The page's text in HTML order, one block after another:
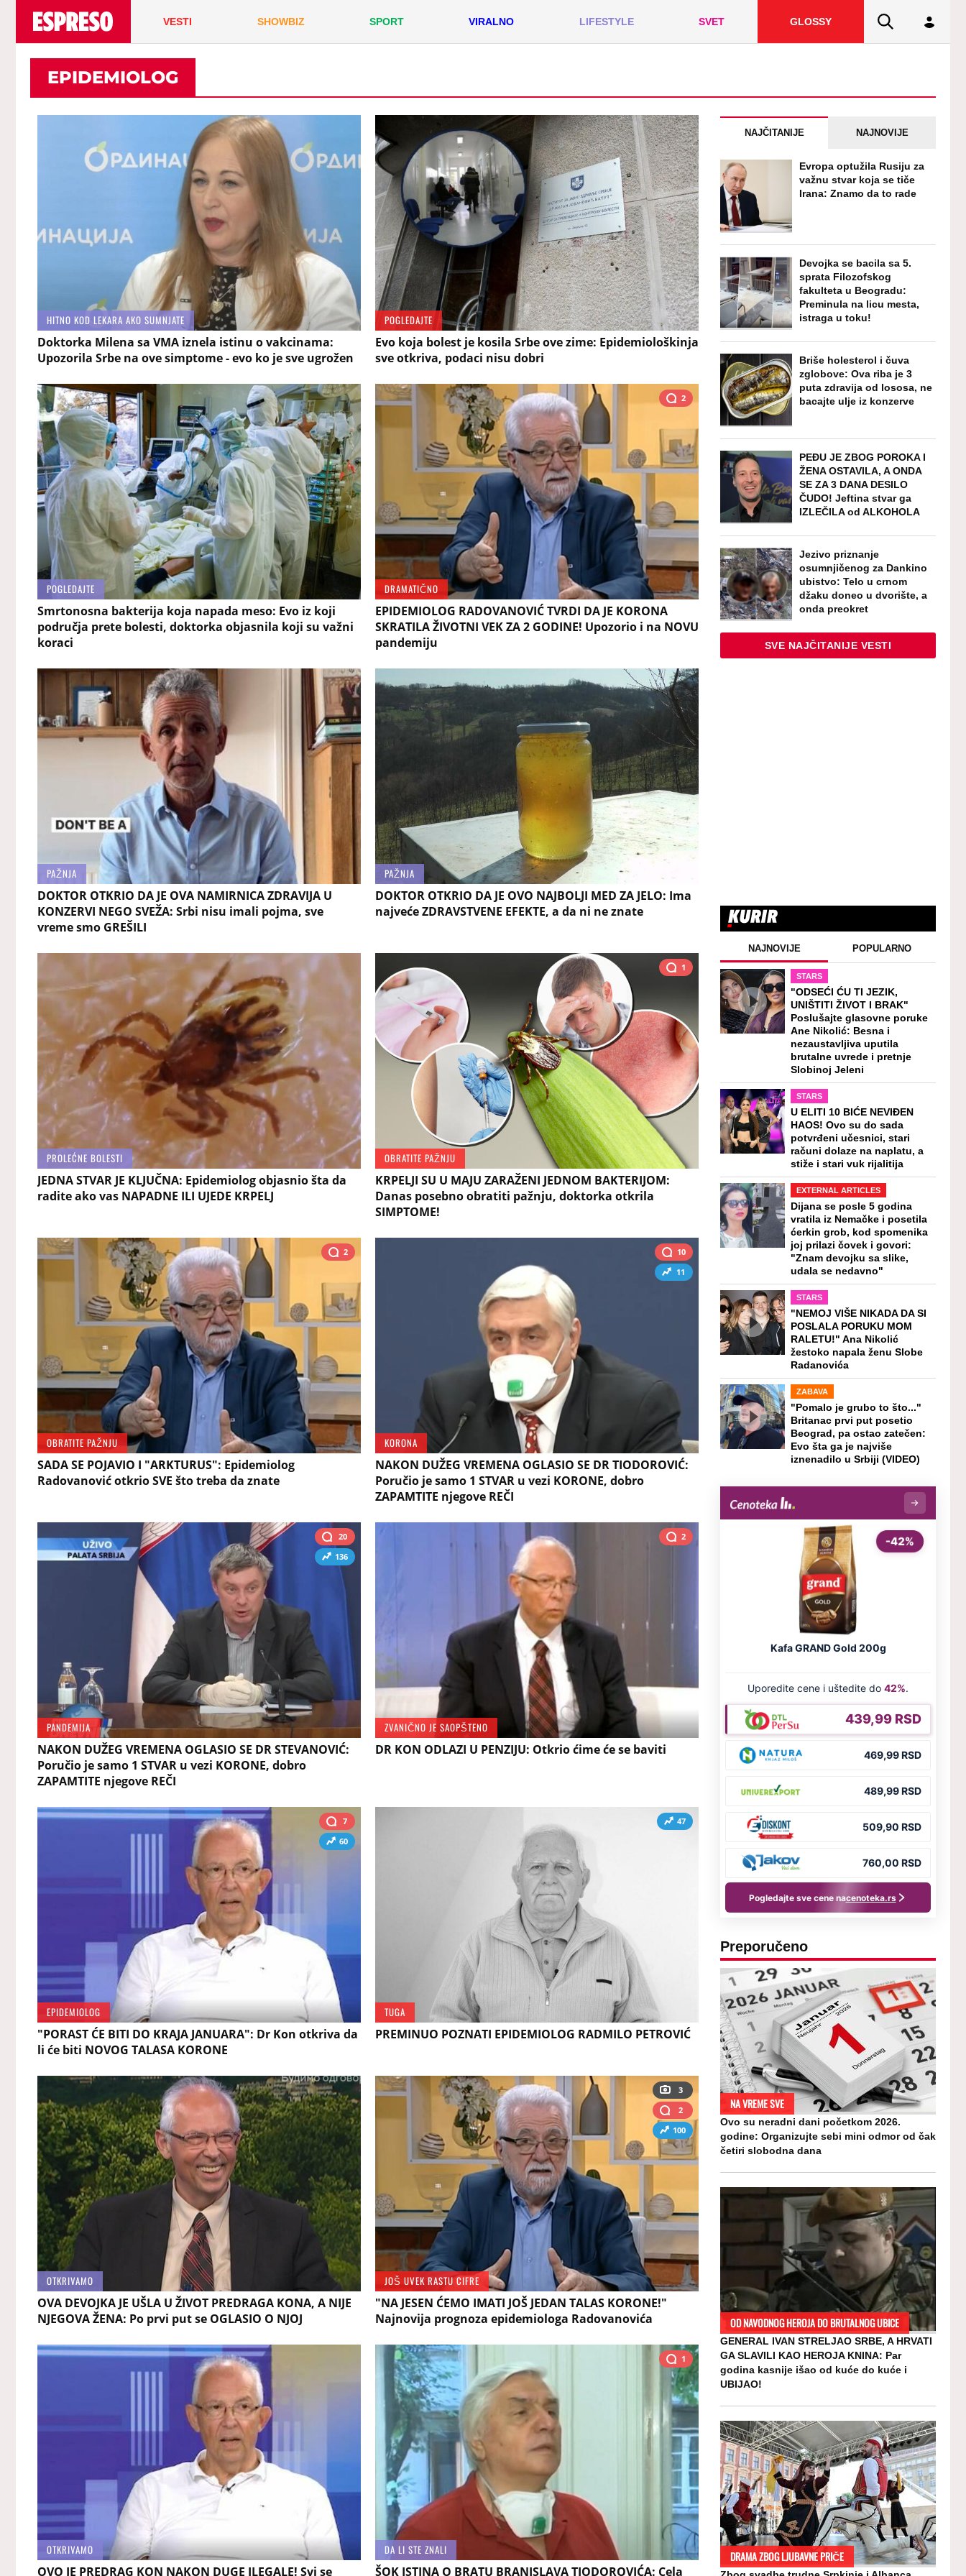
VESTI SHOWBIZ SPORT VIRALNO LIFESTYLE SVET GLOSSY
EPIDEMIOLOG
HITNO KOD LEKARA AKO SUMNJATE
Doktorka Milena sa VMA iznela istinu o vakcinama:
Upozorila Srbe na ove simptome - evo ko je sve ugrožen
POGLEDAJTE
Evo koja bolest je kosila Srbe ove zime: Epidemiološkinja
sve otkriva, podaci nisu dobri
POGLEDAJTE
Smrtonosna bakterija koja napada meso: Evo iz koji
područja prete bolesti, doktorka objasnila koji su važni
koraci
2
DRAMATIČNO
EPIDEMIOLOG RADOVANOVIĆ TVRDI DA JE KORONA
SKRATILA ŽIVOTNI VEK ZA 2 GODINE! Upozorio i na NOVU
pandemiju
PAŽNJA
DOKTOR OTKRIO DA JE OVA NAMIRNICA ZDRAVIJA U
KONZERVI NEGO SVEŽA: Srbi nisu imali pojma, sve
vreme smo GREŠILI
PAŽNJA
DOKTOR OTKRIO DA JE OVO NAJBOLJI MED ZA JELO: Ima
najveće ZDRAVSTVENE EFEKTE, a da ni ne znate
PROLEĆNE BOLESTI
JEDNA STVAR JE KLJUČNA: Epidemiolog objasnio šta da
radite ako vas NAPADNE ILI UJEDE KRPELJ
1
OBRATITE PAŽNJU
KRPELJI SU U MAJU ZARAŽENI JEDNOM BAKTERIJOM:
Danas posebno obratiti pažnju, doktorka otkrila
SIMPTOME!
2
OBRATITE PAŽNJU
SADA SE POJAVIO I "ARKTURUS": Epidemiolog
Radovanović otkrio SVE što treba da znate
10
11
KORONA
NAKON DUŽEG VREMENA OGLASIO SE DR TIODOROVIĆ:
Poručio je samo 1 STVAR u vezi KORONE, dobro
ZAPAMTITE njegove REČI
20
136
PANDEMIJA
NAKON DUŽEG VREMENA OGLASIO SE DR STEVANOVIĆ:
Poručio je samo 1 STVAR u vezi KORONE, dobro
ZAPAMTITE njegove REČI
2
ZVANIČNO JE SAOPŠTENO
DR KON ODLAZI U PENZIJU: Otkrio ćime će se baviti
7
60
EPIDEMIOLOG
"PORAST ĆE BITI DO KRAJA JANUARA": Dr Kon otkriva da
li će biti NOVOG TALASA KORONE
47
TUGA
PREMINUO POZNATI EPIDEMIOLOG RADMILO PETROVIĆ
OTKRIVAMO
OVA DEVOJKA JE UŠLA U ŽIVOT PREDRAGA KONA, A NIJE
NJEGOVA ŽENA: Po prvi put se OGLASIO O NJOJ
3
2
100
JOŠ UVEK RASTU CIFRE
"NA JESEN ĆEMO IMATI JOŠ JEDAN TALAS KORONE!"
Najnovija prognoza epidemiologa Radovanovića
OTKRIVAMO
OVO JE PREDRAG KON NAKON DUGE ILEGALE! Svi se
1
DA LI STE ZNALI
ŠOK ISTINA O BRATU BRANISLAVA TIODOROVIĆA: Cela
NAJČITANIJE NAJNOVIJE
Evropa optužila Rusiju za
važnu stvar koja se tiče
Irana: Znamo da to rade
Devojka se bacila sa 5.
sprata Filozofskog
fakulteta u Beogradu:
Preminula na licu mesta,
istraga u toku!
Briše holesterol i čuva
zglobove: Ova riba je 3
puta zdravija od lososa, ne
bacajte ulje iz konzerve
PEĐU JE ZBOG POROKA I
ŽENA OSTAVILA, A ONDA
SE ZA 3 DANA DESILO
ČUDO! Jeftina stvar ga
IZLEČILA od ALKOHOLA
Jezivo priznanje
osumnjičenog za Dankino
ubistvo: Telo u crnom
džaku doneo u dvorište, a
onda preokret
SVE NAJČITANIJE VESTI
NAJNOVIJE POPULARNO
STARS
"ODSEĆI ĆU TI JEZIK,
UNIŠTITI ŽIVOT I BRAK"
Poslušajte glasovne poruke
Ane Nikolić: Besna i
nezaustavljiva uputila
brutalne uvrede i pretnje
Slobinoj Jeleni
STARS
U ELITI 10 BIĆE NEVIĐEN
HAOS! Ovo su do sada
potvrđeni učesnici, stari
računi dolaze na naplatu, a
stiže i stari vuk rijalitija
EXTERNAL ARTICLES
Dijana se posle 5 godina
vratila iz Nemačke i posetila
ćerkin grob, kod spomenika
joj prilazi čovek i govori:
"Znam devojku sa slike,
udala se nedavno"
STARS
"NEMOJ VIŠE NIKADA DA SI
POSLALA PORUKU MOM
RALETU!" Ana Nikolić
žestoko napala ženu Slobe
Radanovića
ZABAVA
"Pomalo je grubo to što..."
Britanac prvi put posetio
Beograd, pa ostao zatečen:
Evo šta ga je najviše
iznenadilo u Srbiji (VIDEO)
Preporučeno
NA VREME SVE
Ovo su neradni dani početkom 2026.
godine: Organizujte sebi mini odmor od čak
četiri slobodna dana
OD NAVODNOG HEROJA DO BRUTALNOG UBICE
GENERAL IVAN STRELJAO SRBE, A HRVATI
GA SLAVILI KAO HEROJA KNINA: Par
godina kasnije išao od kuće do kuće i
UBIJAO!
DRAMA ZBOG LJUBAVNE PRIČE